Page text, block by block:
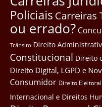
Policiais Carreiras
ou errado?
Trânsito Direito
Constitucional Direito
Direito Digital, LGPD e
Consumidor Direito Eleitoral
Internacional e Direitos